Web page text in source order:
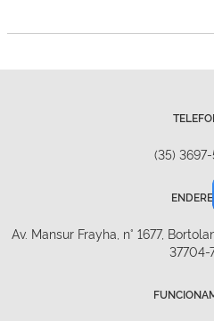
(35)
Av. Mansur Frayha, n° 1677,
37704-